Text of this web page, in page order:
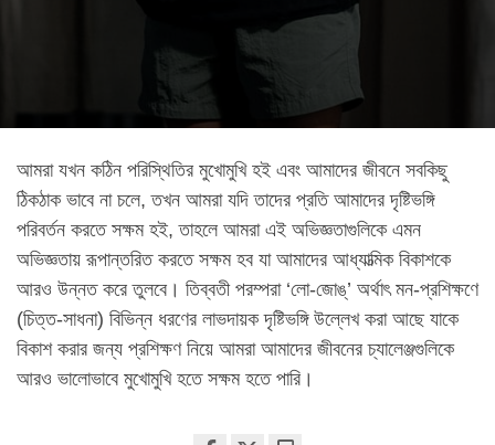
আমরা যখন কঠিন পরিস্থিতির মুখোমুখি হই এবং আমাদের জীবনে সবকিছু
ঠিকঠাক ভাবে না চলে, তখন আমরা যদি তাদের প্রতি আমাদের দৃষ্টিভঙ্গি
পরিবর্তন করতে সক্ষম হই, তাহলে আমরা এই অভিজ্ঞতাগুলিকে এমন
অভিজ্ঞতায় রূপান্তরিত করতে সক্ষম হব যা আমাদের আধ্যাত্মিক বিকাশকে
আরও উন্নত করে তুলবে। তিব্বতী পরম্পরা ‘লো-জোঙ্‌’ অর্থাৎ মন-প্রশিক্ষণে
(চিত্ত-সাধনা) বিভিন্ন ধরণের লাভদায়ক দৃষ্টিভঙ্গি উল্লেখ করা আছে যাকে
বিকাশ করার জন্য প্রশিক্ষণ নিয়ে আমরা আমাদের জীবনের চ্যালেঞ্জগুলিকে
আরও ভালোভাবে মুখোমুখি হতে সক্ষম হতে পারি।